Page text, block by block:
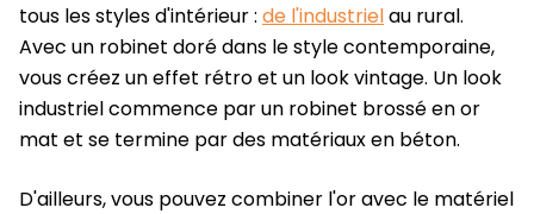
tous les styles d'intérieur : de l'industrielau rural.
Avec un robinet doré dans le style contemporaine,
vous créez un effet rétro et un look vintage. Un look
industriel commence par un robinet brossé en or
mat et se termine par des matériaux en béton.
D'ailleurs, vous pouvez combiner l'or avec le matériel